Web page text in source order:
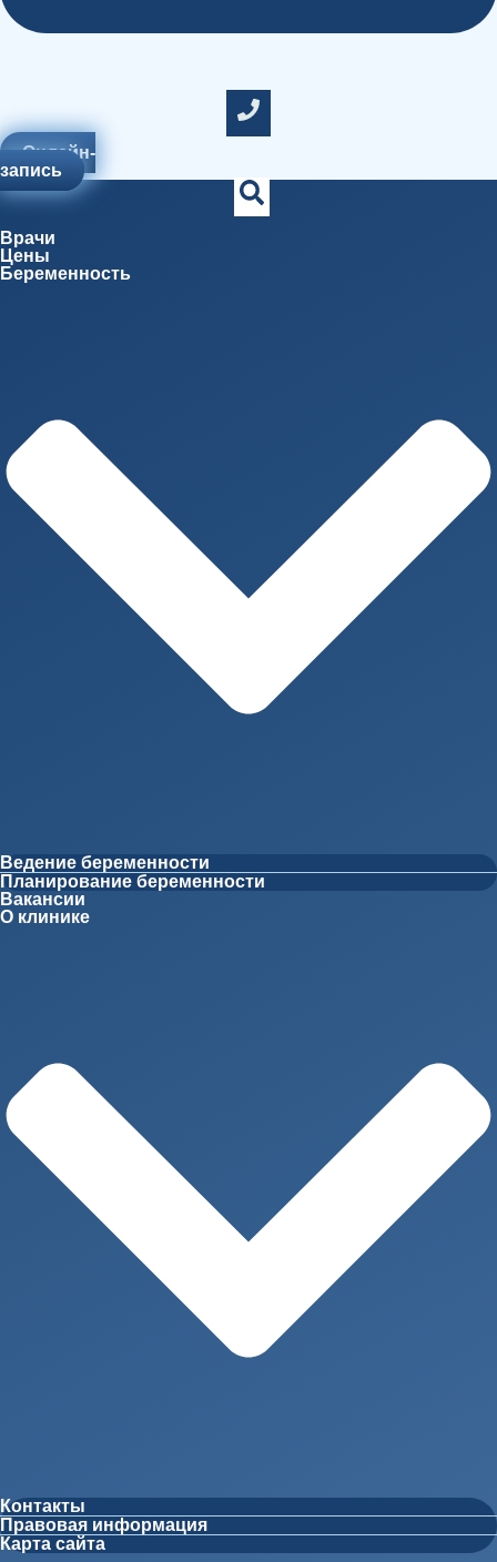
Онлайн-
запись
Врачи
Цены
Беременность
Ведение беременности
Планирование беременности
Вакансии
О клинике
Контакты
Правовая информация
Карта сайта